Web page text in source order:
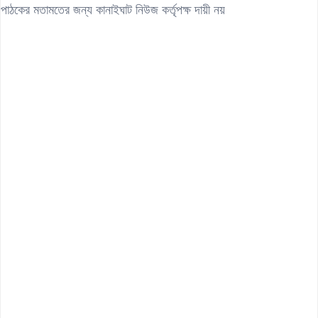
পাঠকের মতামতের জন্য কানাইঘাট নিউজ কর্তৃপক্ষ দায়ী নয়